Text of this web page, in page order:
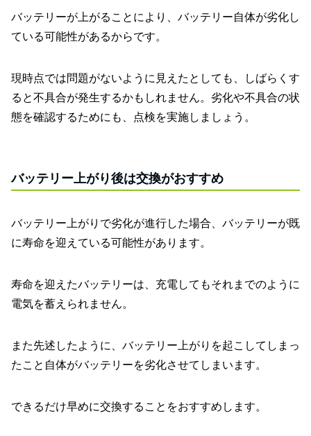
バッテリーが上がることにより、バッテリー自体が劣化し
ている可能性があるからです。
現時点では問題がないように見えたとしても、しばらくす
ると不具合が発生するかもしれません。劣化や不具合の状
態を確認するためにも、点検を実施しましょう。
バッテリー上がり後は交換がおすすめ
バッテリー上がりで劣化が進行した場合、バッテリーが既
に寿命を迎えている可能性があります。
寿命を迎えたバッテリーは、充電してもそれまでのように
電気を蓄えられません。
また先述したように、バッテリー上がりを起こしてしまっ
たこと自体がバッテリーを劣化させてしまいます。
できるだけ早めに交換することをおすすめします。